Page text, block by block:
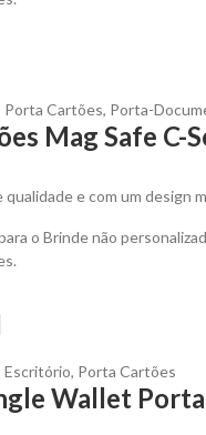
Porta Cartões, Porta-
Mag Safe C-
qualidade e com um
o Brinde não
Escritório, Porta Cartões
Wallet